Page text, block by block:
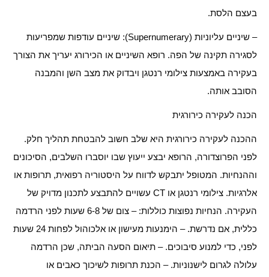
בעצם הלסת.
– שיניים עליוניות (Supernumerary): שיניים עודפות שמפריעות
לסגירה תקינה של הפה. רופא השיניים או הכירורג יעריך את הצורך
בעקירה באמצעות צילומי רנטגן ויבדוק את מצב השן והמבנה
הסובב אותה.
הכנה לעקירה כירורגית
ההכנה לעקירה כירורגית היא שלב חשוב להבטחת תהליך חלק.
לפני הפרוצדורה, הרופא יבצע ייעוץ שבו יוסברו השלבים, הסיכונים
וההנחיות. המטופל יתבקש לדווח על היסטוריה רפואית, תרופות או
אלרגיות. צילומי רנטגן או CT עשויים להתבצע לתכנון מדויק של
העקירה. הנחיות נפוצות כוללות: – צום של 6-8 שעות לפני הרדמה
כללית, אם נדרשת. – הימנעות מעישון או אלכוהול לפחות 24 שעות
לפני, כדי למנוע סיבוכים. – תיאום הסעה הביתה, שכן הרדמה
עלולה לגרום לישנוניות. – הכנת תרופות לשיכוך כאבים או